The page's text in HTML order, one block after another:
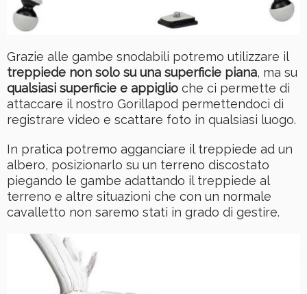
Grazie alle gambe snodabili potremo utilizzare il
treppiede non solo su una superficie piana, ma su
qualsiasi superficie e appiglio che ci permette di
attaccare il nostro Gorillapod permettendoci di
registrare video e scattare foto in qualsiasi luogo.
In pratica potremo agganciare il treppiede ad un
albero, posizionarlo su un terreno discostato
piegando le gambe adattando il treppiede al
terreno e altre situazioni che con un normale
cavalletto non saremo stati in grado di gestire.